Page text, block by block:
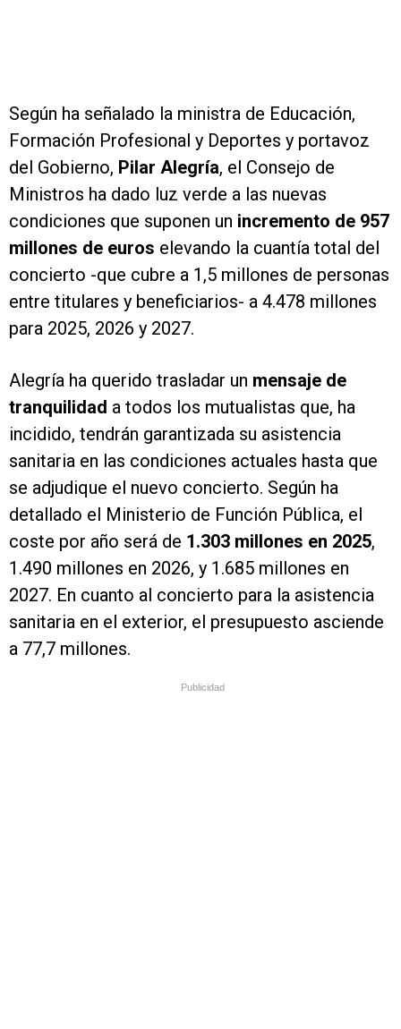
Según ha señalado la ministra de Educación,
Formación Profesional y Deportes y portavoz
del Gobierno, Pilar Alegría, el Consejo de
Ministros ha dado luz verde a las nuevas
condiciones que suponen un incremento de 957
millones de euros elevando la cuantía total del
concierto -que cubre a 1,5 millones de personas
entre titulares y beneficiarios- a 4.478 millones
para 2025, 2026 y 2027.
Alegría ha querido trasladar un mensaje de
tranquilidad a todos los mutualistas que, ha
incidido, tendrán garantizada su asistencia
sanitaria en las condiciones actuales hasta que
se adjudique el nuevo concierto. Según ha
detallado el Ministerio de Función Pública, el
coste por año será de 1.303 millones en 2025,
1.490 millones en 2026, y 1.685 millones en
2027. En cuanto al concierto para la asistencia
sanitaria en el exterior, el presupuesto asciende
a 77,7 millones.
Publicidad